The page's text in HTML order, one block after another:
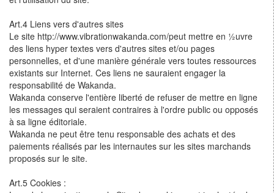
Art.4 Liens vers d'autres sites
Le site http://www.vibrationwakanda.com/peut mettre en ½uvre
des liens hyper textes vers d'autres sites et/ou pages
personnelles, et d'une manière générale vers toutes ressources
existants sur Internet. Ces liens ne sauraient engager la
responsabilité de Wakanda.
Wakanda conserve l'entière liberté de refuser de mettre en ligne
les messages qui seraient contraires à l'ordre public ou opposés
à sa ligne éditoriale.
Wakanda ne peut être tenu responsable des achats et des
paiements réalisés par les internautes sur les sites marchands
proposés sur le site.
Art.5 Cookies :